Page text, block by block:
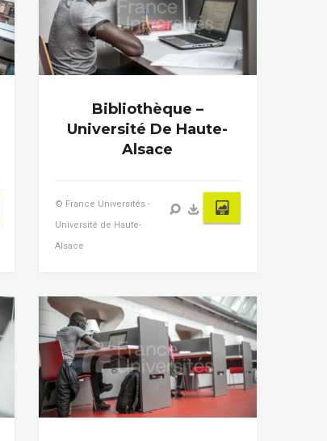
Bibliothèque –
Université De Haute-
Alsace
© France Universités -
Université de Haute-
Alsace